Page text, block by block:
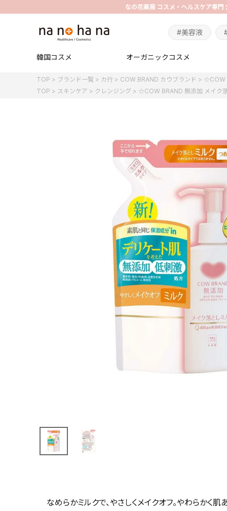
#美容液
韓国コスメ オーガニックコスメ
TOP ブランド一覧 カ行 COW BRAND カウブランド
☆COW
TOP
スキンケア クレンジング ☆COW BRAND 無添加 メイク
なめらかミルクで、やさしくメイクオフ。やわらかく